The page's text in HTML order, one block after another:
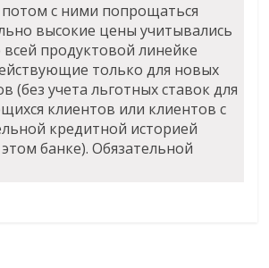
с ними попрощаться
высокие цены учитывались
всей продуктовой линейке
только для новых
(без учета льготных ставок для
клиентов или клиентов с
кредитной историей
банке). Обязательной